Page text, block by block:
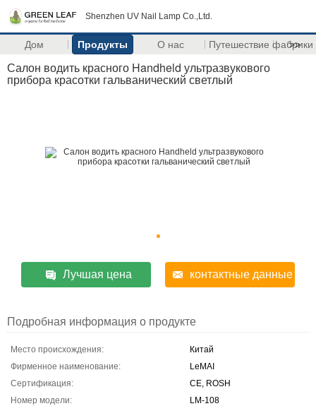
Shenzhen UV Nail Lamp Co.,Ltd.
Дом Продукты О нас Путешествие фабрики
>>
Салон водить красного Handheld ультразвукового
прибора красотки гальванический светлый
Лучшая цена контактные данные
Подробная информация о продукте
Место происхождения:
Китай
Фирменное наименование:
LeMAI
Сертификация:
CE, ROSH
Номер модели:
LM-108